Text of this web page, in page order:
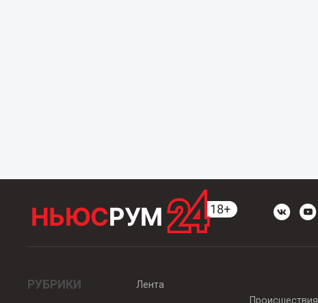
РУБРИКИ
Лента
Происшествия